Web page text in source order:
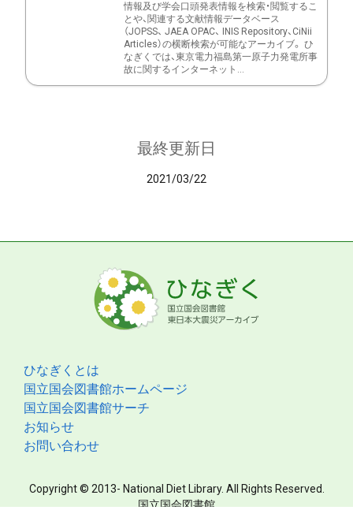
情報及び学会口頭発表情報を検索・閲覧するこ
とや、関連する文献情報データベース
（JOPSS、 JAEA OPAC、 INIS Repository、CiNii
Articles）の横断検索が可能なアーカイブ。 ひ
なぎくでは、東京電力福島第一原子力発電所事
故に関するインターネット...
最終更新日
2021/03/22
ひなぎくとは
国立国会図書館ホームページ
国立国会図書館サーチ
お知らせ
お問い合わせ
Copyright © 2013- National Diet Library. All Rights Reserved.